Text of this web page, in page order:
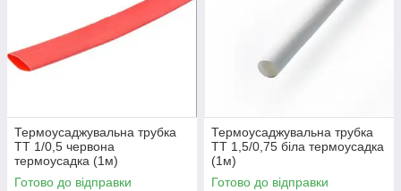
Термоусаджувальна трубка
ТТ 1/0,5 червона
термоусадка (1м)
Готово до відправки
Термоусаджувальна трубка
ТТ 1,5/0,75 біла термоусадка
(1м)
Готово до відправки